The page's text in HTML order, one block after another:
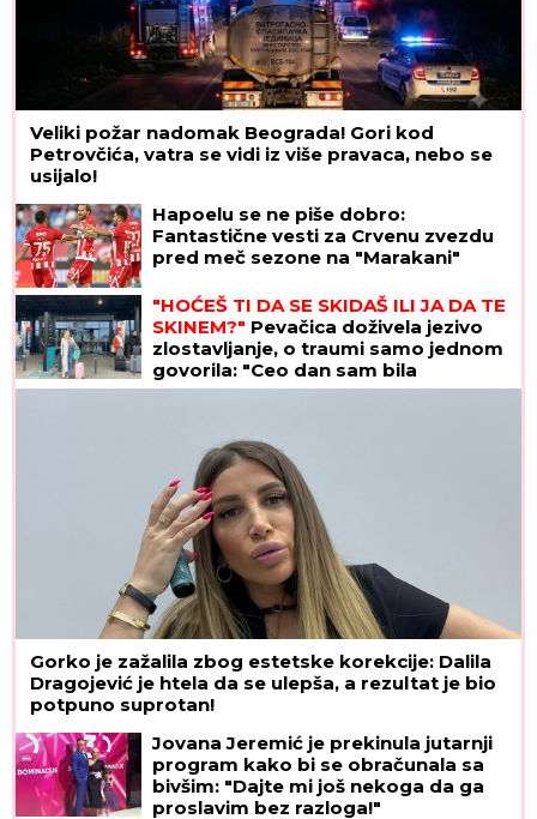
Veliki požar nadomak Beograda! Gori kod
Petrovčića, vatra se vidi iz više pravaca, nebo se
usijalo!
Hapoelu se ne piše dobro:
Fantastične vesti za Crvenu zvezdu
pred meč sezone na "Marakani"
"HOĆEŠ TI DA SE SKIDAŠ ILI JA DA TE
SKINEM?" Pevačica doživela jezivo
zlostavljanje, o traumi samo jednom
govorila: "Ceo dan sam bila
zaključana"
Gorko je zažalila zbog estetske korekcije: Dalila
Dragojević je htela da se ulepša, a rezultat je bio
potpuno suprotan!
Jovana Jeremić je prekinula jutarnji
program kako bi se obračunala sa
bivšim: "Dajte mi još nekoga da ga
proslavim bez razloga!"